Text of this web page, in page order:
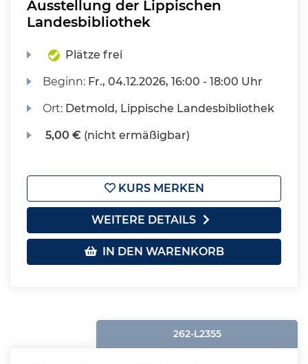
Ausstellung der Lippischen
Landesbibliothek
Plätze frei
Beginn: Fr., 04.12.2026, 16:00 - 18:00 Uhr
Ort: Detmold, Lippische Landesbibliothek
5,00 € (nicht ermäßigbar)
KURS MERKEN
WEITERE DETAILS
IN DEN WARENKORB
262-L2355